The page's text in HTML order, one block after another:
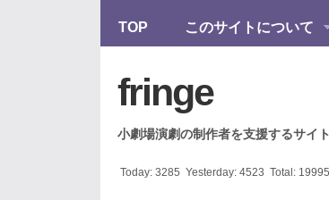
TOP このサイトについて
fringe
小劇場演劇の制作者を支援するサイ
Today:3285 Yesterday:4523 Total: